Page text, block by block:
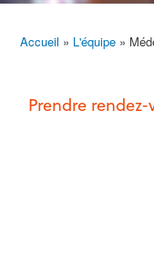
Accueil L'équipe
Prendre